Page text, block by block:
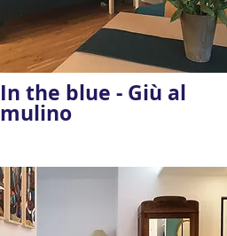
In the blue - Giù al
mulino